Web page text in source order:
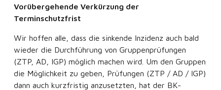
Vorübergehende Verkürzung der
Terminschutzfrist
Wir hoffen alle, dass die sinkende Inzidenz auch bald
wieder die Durchführung von Gruppenprüfungen
(ZTP, AD, IGP) möglich machen wird. Um den Gruppen
die Möglichkeit zu geben, Prüfungen (ZTP / AD / IGP)
dann auch kurzfristig anzusetzten, hat der BK-